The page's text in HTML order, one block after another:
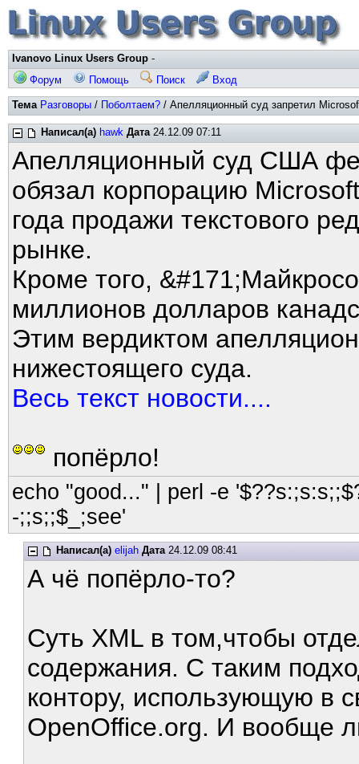
Ivanovo Linux Users Group -
Форум
Помощь Поиск Вход
Тема Разговоры / Поболтаем? / Апелляционный суд запретил
Написал(а) hawk Дата24.12.09 07:11
Апелляционный суд США
обязал корпорацию
года продажи текстового
рынке.
Кроме того,
миллионов долларов
Этим вердиктом
нижестоящего суда.
Весь текст новости....
попёрло!
echo "good..." | perl -e
-;;s;;$_;see'
Написал(а) elijah Дата24.12.09 08:41
А чё попёрло-то?
Суть XML в том,чтобы
содержания. С таким
контору, использующую в
OpenOffice.org. И вообще